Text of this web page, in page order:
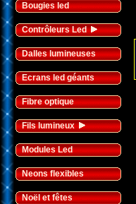
Bougies led
Contrôleurs Led
Dalles lumineuses
Ecrans led géants
Fibre optique
Fils lumineux
Modules Led
Neons flexibles
Noël et fêtes